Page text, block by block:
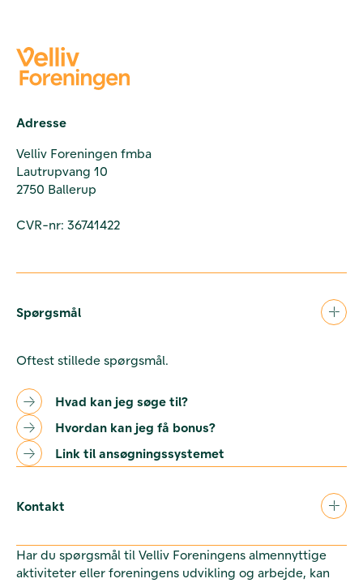
Adresse
Velliv Foreningen fmba
Lautrupvang 10
2750 Ballerup
CVR-nr: 36741422
Spørgsmål
Oftest stillede spørgsmål.
Hvad kan jeg søge til?
Hvordan kan jeg få bonus?
Link til ansøgningssystemet
Kontakt
Har du spørgsmål til Velliv Foreningens almennyttige
aktiviteter eller foreningens udvikling og arbejde, kan